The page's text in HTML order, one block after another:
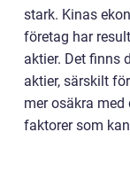
stark. Kinas
företag har
aktier. Det finns
aktier, särskilt
mer osäkra
faktorer som